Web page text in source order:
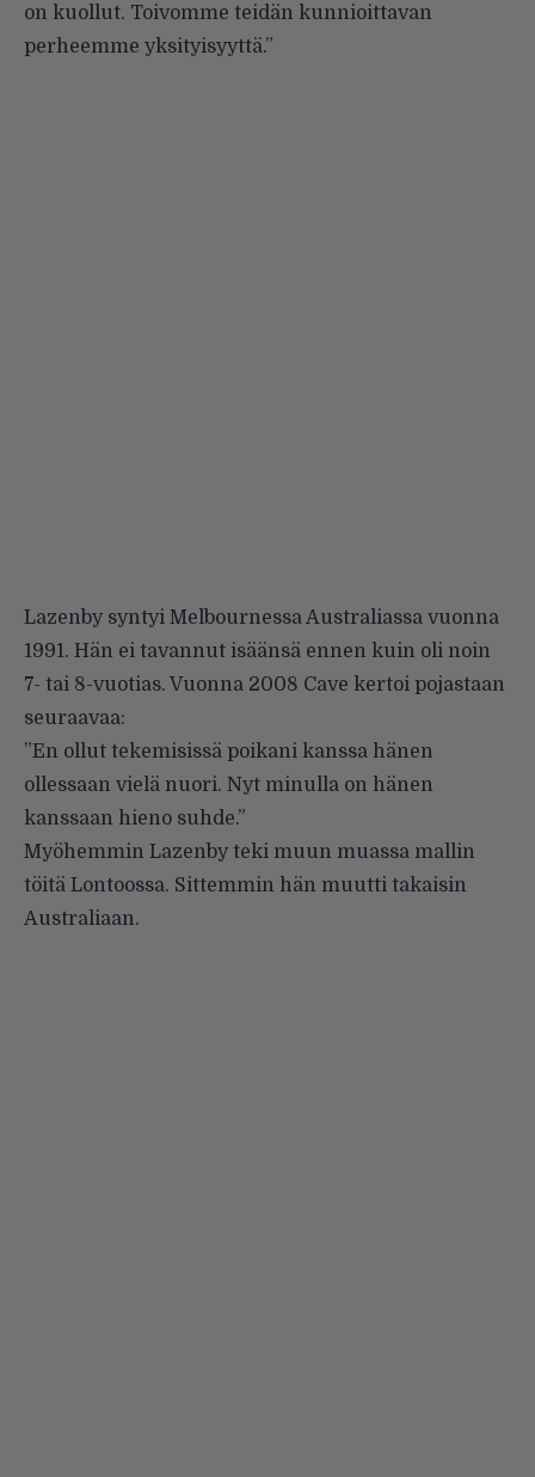
on kuollut. Toivomme teidän kunnioittavan
perheemme yksityisyyttä.”
Lazenby syntyi Melbournessa Australiassa vuonna
1991. Hän ei tavannut isäänsä ennen kuin oli noin
7- tai 8-vuotias. Vuonna 2008 Cave kertoi pojastaan
seuraavaa:
”En ollut tekemisissä poikani kanssa hänen
ollessaan vielä nuori. Nyt minulla on hänen
kanssaan hieno suhde.”
Myöhemmin Lazenby teki muun muassa mallin
töitä Lontoossa. Sittemmin hän muutti takaisin
Australiaan.